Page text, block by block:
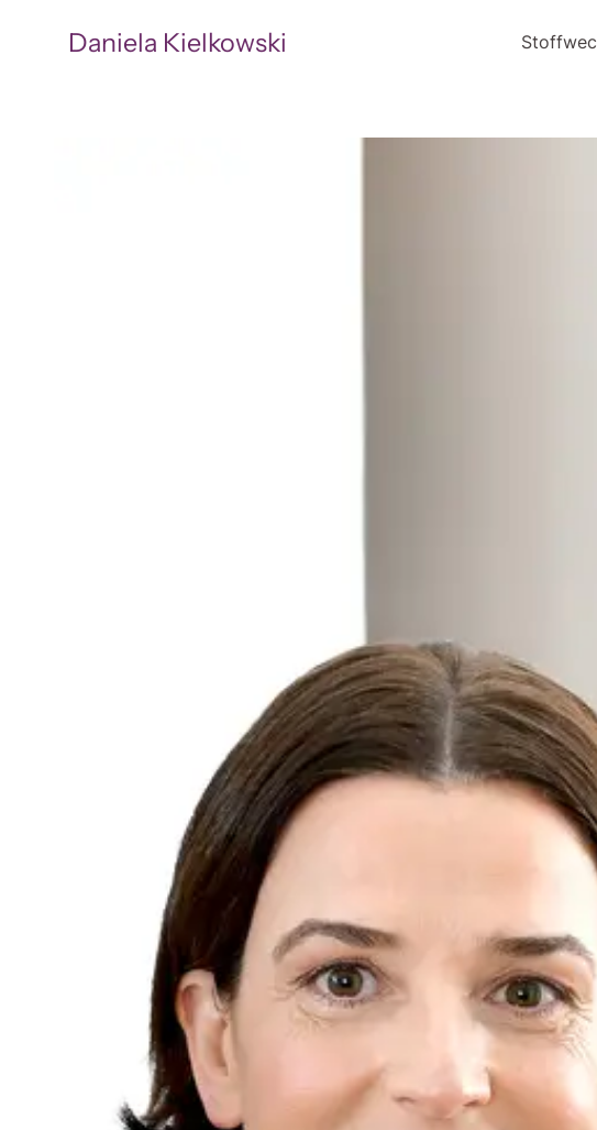
Daniela Kielkowski